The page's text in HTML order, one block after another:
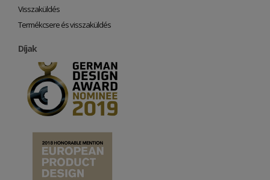
Visszaküldés
Termékcsere és visszaküldés
Díjak